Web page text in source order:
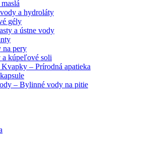
a hydroláty
gély
a ústne vody
na pery
a kúpeľové soli
– Prírodná apatieka
– Bylinné vody na pitie